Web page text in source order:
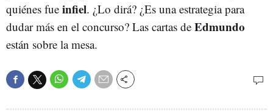
quiénes fue infiel. ¿Lo dirá? ¿Es una estrategia para
dudar más en el concurso? Las cartas de Edmundo
están sobre la mesa.